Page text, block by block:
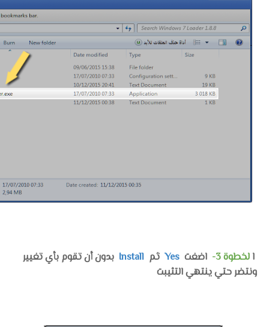
ا لخطوة 3- اضغت Yes ثم Install بدون أن تقوم بأي تغيير
ونتضر حتي ينتهي التثيبت